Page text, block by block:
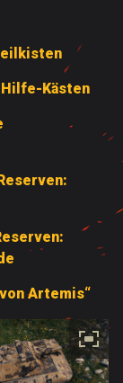
Kästen
Artemis“